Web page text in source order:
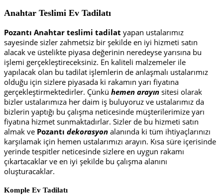
Anahtar Teslimi Ev Tadilatı
Pozantı Anahtar teslimi tadilat yapan ustalarımız
sayesinde sizler zahmetsiz bir şekilde en iyi hizmeti satın
alacak ve üstelikte piyasa değerinin neredeyse yarısına bu
işlemi gerçekleştireceksiniz. En kaliteli malzemeler ile
yapılacak olan bu tadilat işlemlerin de anlaşmalı ustalarımız
olduğu için sizlere piyasada ki rakamın yarı fiyatına
gerçekleştirmektedirler. Çünkü hemen arayın sitesi olarak
bizler ustalarımıza her daim iş buluyoruz ve ustalarımız da
bizlerin yaptığı bu çalışma neticesinde müşterilerimize yarı
fiyatına hizmet sunmaktadırlar. Sizler de bu hizmeti satın
almak ve Pozantı dekorasyon alanında ki tüm ihtiyaçlarınızı
karşılamak için hemen ustalarımızı arayın. Kısa süre içerisinde
yerinde tespitler neticesinde sizlere en uygun rakamı
çıkartacaklar ve en iyi şekilde bu çalışma alanını
oluşturacaklar.
Komple Ev Tadilatı